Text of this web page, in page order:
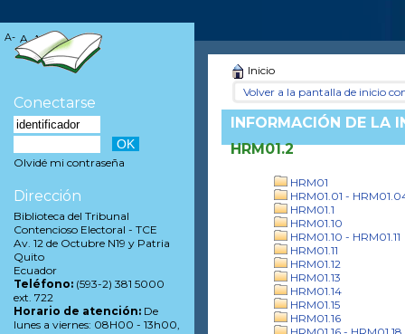
Inicio
Volver a la pantalla de inicio
INFORMACIÓN DE LA
HRM01.2
HRM01
HRM01.01 -
HRM01.1
HRM01.10
HRM01.10 - HRM01.11
HRM01.11
HRM01.12
HRM01.13
HRM01.14
HRM01.15
HRM01.16
A- A A+
Conectarse
Olvidé mi contraseña
Dirección
Biblioteca del Tribunal
Contencioso Electoral - TCE
Av. 12 de Octubre N19 y Patria
Quito
Ecuador
Teléfono: (593-2) 381 5000
ext. 722
Horario de atención: De
lunes a viernes: 08H00 - 13h00,